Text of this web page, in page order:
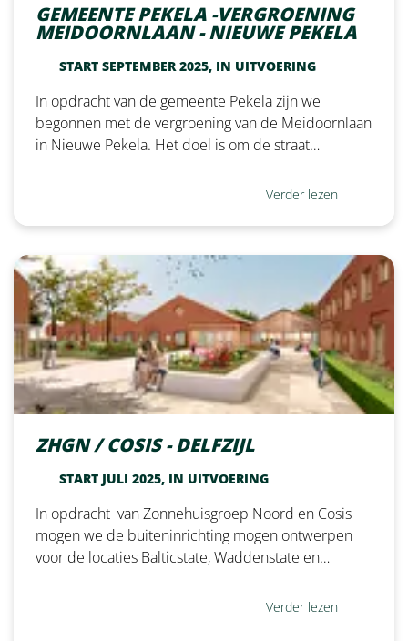
GEMEENTE PEKELA -VERGROENING
MEIDOORNLAAN - NIEUWE PEKELA
START SEPTEMBER 2025, IN UITVOERING
In opdracht van de gemeente Pekela zijn we
begonnen met de vergroening van de Meidoornlaan
in Nieuwe Pekela. Het doel is om de straat…
Verder lezen
ZHGN / COSIS - DELFZIJL
START JULI 2025, IN UITVOERING
In opdracht van Zonnehuisgroep Noord en Cosis
mogen we de buiteninrichting mogen ontwerpen
voor de locaties Balticstate, Waddenstate en…
Verder lezen